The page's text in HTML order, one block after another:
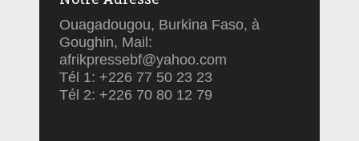
Ouagadougou, Burkina Faso, à
Goughin, Mail:
afrikpressebf@yahoo.com
Tél 1: +226 77 50 23 23
Tél 2: +226 70 80 12 79